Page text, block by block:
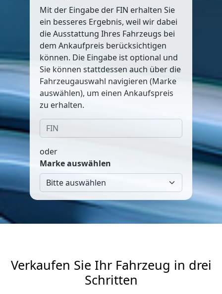
Mit der Eingabe der FIN erhalten Sie
ein besseres Ergebnis, weil wir dabei
die Ausstattung Ihres Fahrzeugs bei
dem Ankaufpreis berücksichtigen
können. Die Eingabe ist optional und
Sie können stattdessen auch über die
Fahrzeugauswahl navigieren (Marke
auswählen), um einen Ankaufspreis
zu erhalten.
oder
Marke auswählen
Verkaufen Sie Ihr Fahrzeug in drei
Schritten